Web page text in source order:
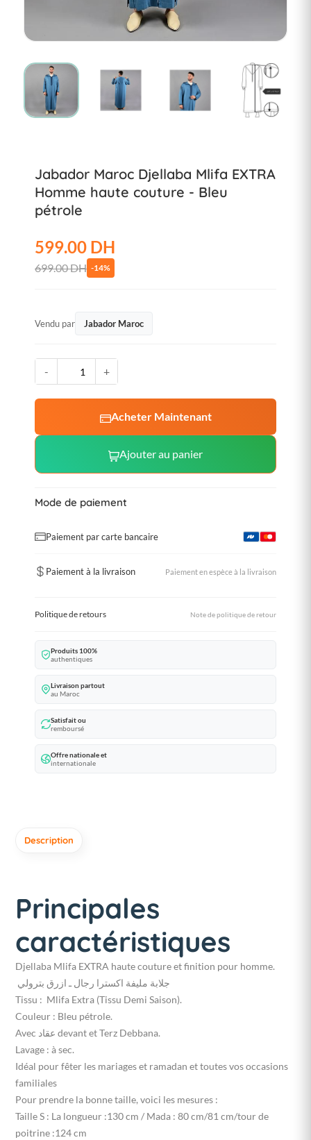
Jabador Maroc Djellaba Mlifa EXTRA
Homme haute couture - Bleu
pétrole
599.00 DH
699.00 DH -14%
Vendu par Jabador Maroc
- +
Acheter Maintenant
Ajouter au panier
Mode de paiement
Paiement par carte bancaire
Paiement à la livraison Paiement en espèce à la livraison
Politique de retours Note de politique de retour
Produits 100%
authentiques
Livraison partout
au Maroc
Satisfait ou
remboursé
Offre nationale et
internationale
Description
Principales
caractéristiques
Djellaba Mlifa EXTRA haute couture et finition pour homme.
جلابة مليفة اكسترا رجال ـ ازرق بترولي
Tissu : Mlifa Extra (Tissu Demi Saison).
Couleur : Bleu pétrole.
Avec عقاد devant et Terz Debbana.
Lavage : à sec.
Idéal pour fêter les mariages et ramadan et toutes vos occasions
familiales
Pour prendre la bonne taille, voici les mesures :
Taille S : La longueur :130 cm / Mada : 80 cm/81 cm/tour de
poitrine :124 cm